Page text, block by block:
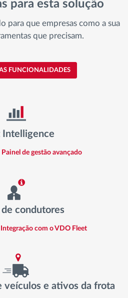
para esta solução
para que empresas como a sua
que precisam.
FUNCIONALIDADES
Intelligence
Painel de gestão avançado
condutores
Integração com o VDO Fleet
veículos e ativos da frota